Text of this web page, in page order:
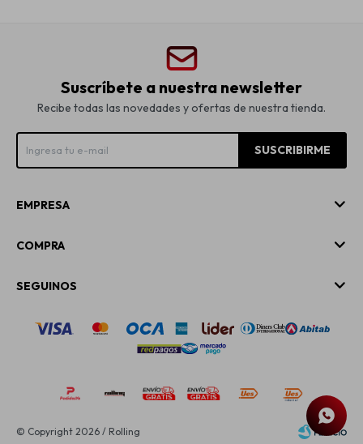
Suscríbete a nuestra newsletter
Recibe todas las novedades y ofertas de nuestra tienda.
SUSCRIBIRME
EMPRESA
COMPRA
SEGUINOS
© Copyright 2026 / Rolling